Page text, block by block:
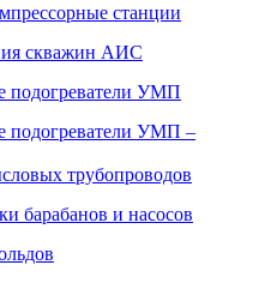
станции
скважин АИС
подогреватели УМП
подогреватели УМП –
трубопроводов
барабанов и насосов